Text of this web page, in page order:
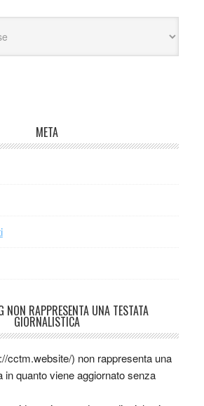
META
NON RAPPRESENTA UNA TESTATA
GIORNALISTICA
cctm.website/) non rappresenta una
in quanto viene aggiornato senza